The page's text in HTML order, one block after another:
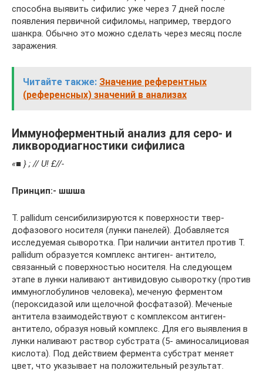
способна выявить сифилис уже через 7 дней после
появления первичной сифиломы, например, твердого
шанкра. Обычно это можно сделать через месяц после
заражения.
Читайте также: Значение референтных
(референсных) значений в анализах
Иммуноферментный анализ для серо- и
ликвородиагностики сифилиса
«■ } ; // U! £//-
Принцип:- шшша
Т. pallidum сенсибилизируются к поверхности твер­
дофазового носителя (лунки панелей). Добавляется
исследуемая сыворотка. При наличии антител против Т.
pallidum образуется комплекс антиген- антитело,
связанный с поверхностью носителя. На следующем
этапе в лунки наливают антивидовую сыворотку (против
иммуноглобулинов человека), ме­ченую ферментом
(пероксидазой или щелочной фосфатазой). Меченые
анти­тела взаимодействуют с комплексом антиген-
антитело, образуя новый ком­плекс. Для его выявления в
лунки наливают раствор субстрата (5- аминосалициовая
кислота). Под действием фермента субстрат меняет
цвет, что указывает на положительный результат.